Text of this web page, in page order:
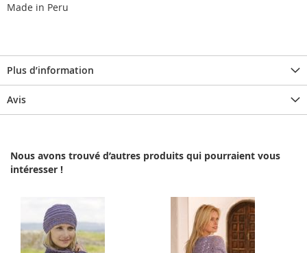
Made in Peru
Plus d’information
Avis
Nous avons trouvé d’autres produits qui pourraient vous
intéresser !